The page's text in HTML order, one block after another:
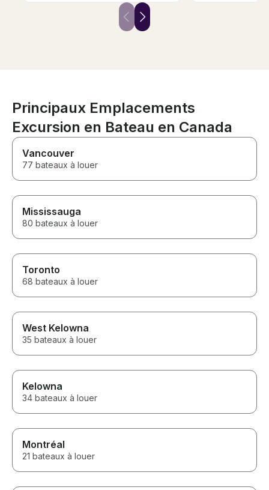
we will certainly plan to book
united us with a mis-placed item
Principaux Emplacements
Excursion en Bateau en Canada
Vancouver
77 bateaux à louer
Mississauga
80 bateaux à louer
Toronto
68 bateaux à louer
West Kelowna
35 bateaux à louer
Kelowna
34 bateaux à louer
Montréal
21 bateaux à louer